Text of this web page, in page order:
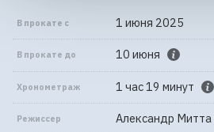
В прокате с 1 июня 2025
В прокате до 10 июня
Хронометраж 1 час 19 минут
Режиссер Александр Митта